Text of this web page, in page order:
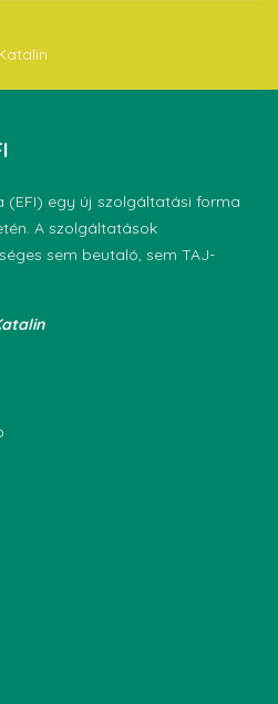
(EFI) egy új szolgáltatási forma
A szolgáltatások
sem beutaló, sem TAJ-